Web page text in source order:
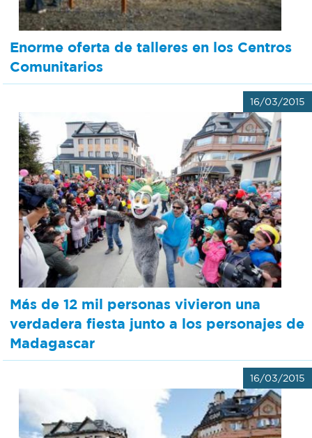
Enorme oferta de talleres en los Centros
Comunitarios
16/03/2015
Más de 12 mil personas vivieron una
verdadera fiesta junto a los personajes de
Madagascar
16/03/2015